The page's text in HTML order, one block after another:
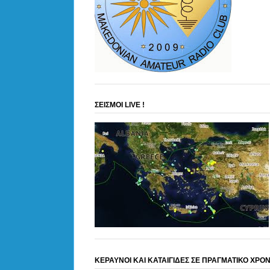
ΣΕΙΣΜΟΙ LIVE !
ΚΕΡΑΥΝΟΙ ΚΑΙ ΚΑΤΑΙΓΙΔΕΣ ΣΕ ΠΡΑΓΜΑΤΙΚΟ